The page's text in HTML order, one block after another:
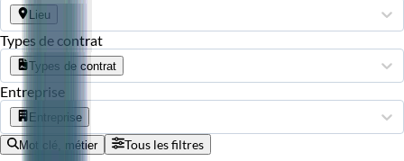
Lieu
Types de contrat
Types de contrat
Entreprise
Entreprise
Mot clé, métier Tous les filtres